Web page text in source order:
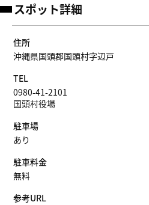
スポット詳細
住所
沖縄県国頭郡国頭村字辺戸
TEL
0980-41-2101
国頭村役場
駐車場
あり
駐車料金
無料
参考URL